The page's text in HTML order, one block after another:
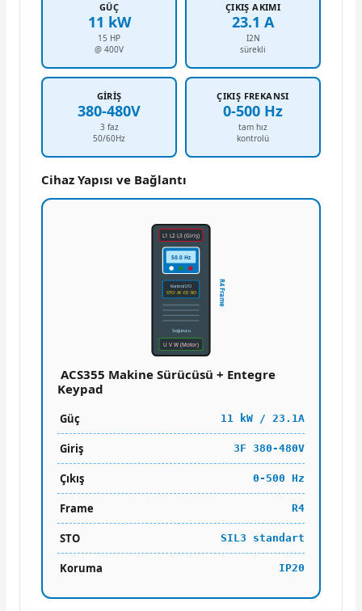
GÜÇ
11 kW
15 HP
@ 400V
ÇIKIŞ AKIMI
23.1 A
I2N
sürekli
GIRIŞ
380-480V
3 faz
50/60Hz
ÇIKIŞ FREKANSI
0-500 Hz
tam hız
kontrolü
Cihaz Yapısı ve Bağlantı
L1 L2 L3 (Giriş)
50.0 Hz
Kontrol I/O
STO · AI · DI · RO
Soğutucu
U V W (Motor)
R4 Frame
ACS355 Makine Sürücüsü + Entegre
Keypad
Güç 11 kW / 23.1A
Giriş 3F 380-480V
Çıkış 0-500 Hz
Frame R4
STO SIL3 standart
Koruma IP20